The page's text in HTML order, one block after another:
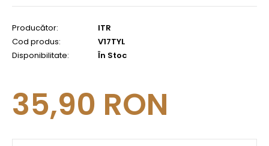
Producător:
ITR
Cod produs:
V17TYL
Disponibilitate:
În Stoc
35,90 RON